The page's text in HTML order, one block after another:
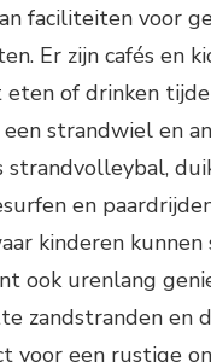
faciliteiten voor
Er zijn cafés en
of drinken
strandwiel en
strandvolleybal,
en
kinderen kunnen
ook urenlang
zandstranden en
voor een rustige